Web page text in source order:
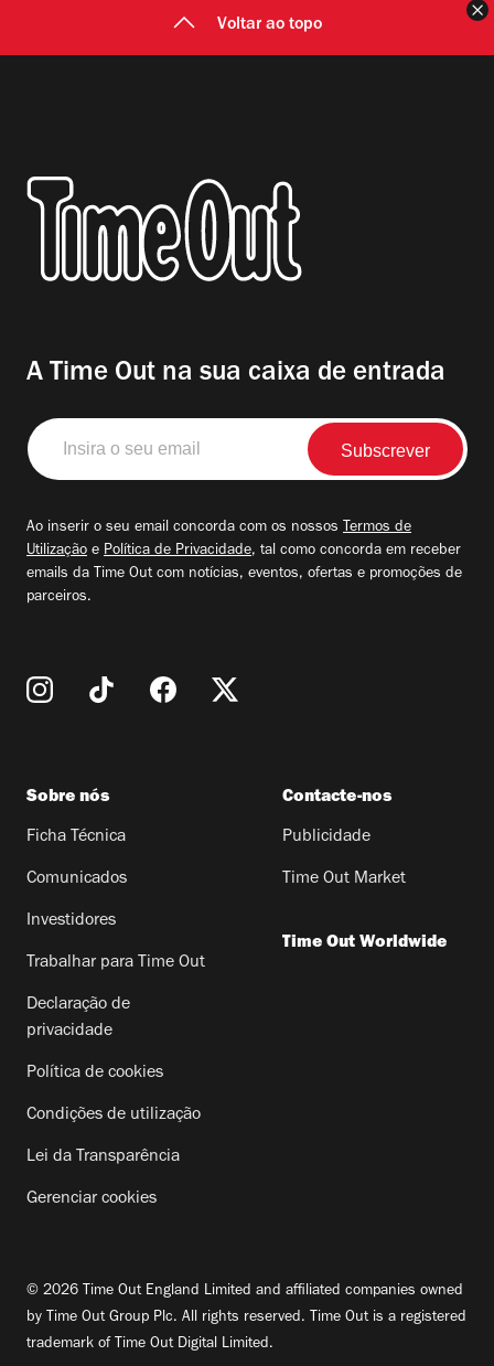
Voltar ao topo
A Time Out na sua caixa de entrada
Insira
o
seu
Ao inserir o seu email concorda com os nossos Termos de
Utilização e Política de Privacidade, tal como concorda em receber
emails da Time Out com notícias, eventos, ofertas e promoções de
parceiros.
Sobre nós
Ficha Técnica
Comunicados
Investidores
Trabalhar para Time Out
Declaração de
privacidade
Política de cookies
Condições de utilização
Lei da Transparência
Gerenciar cookies
Contacte-nos
Publicidade
Time Out Market
Time Out Worldwide
© 2026 Time Out England Limited and affiliated companies owned
by Time Out Group Plc. All rights reserved. Time Out is a registered
trademark of Time Out Digital Limited.